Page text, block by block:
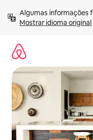
para
Mostrar idioma original